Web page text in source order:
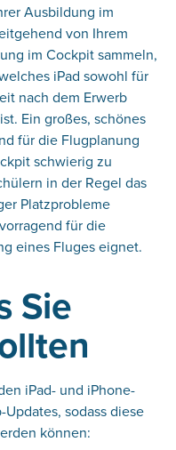
Ausbildung im
von Ihrem
im Cockpit sammeln,
iPad sowohl für
nach dem Erwerb
Ein großes, schönes
für die Flugplanung
schwierig zu
in der Regel das
Platzprobleme
für die
eines Fluges eignet.
Sie
iPad- und iPhone-
sodass diese
können: